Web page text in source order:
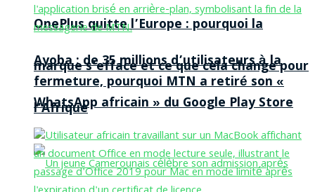
OnePlus quitte l’Europe : pourquoi la
marque s’efface et ce que cela change pour
l’Afrique
Ayoba : de 35 millions d’utilisateurs à la
fermeture, pourquoi MTN a retiré son «
WhatsApp africain » du Google Play Store